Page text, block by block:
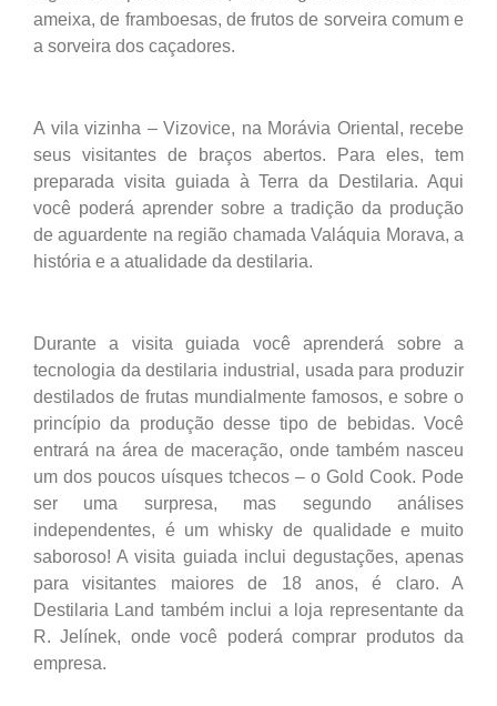
ameixa, de framboesas, de frutos de sorveira comum e
a sorveira dos caçadores.
A vila vizinha – Vizovice, na Morávia Oriental, recebe
seus visitantes de braços abertos. Para eles, tem
preparada visita guiada à Terra da Destilaria. Aqui
você poderá aprender sobre a tradição da produção
de aguardente na região chamada Valáquia Morava, a
história e a atualidade da destilaria.
Durante a visita guiada você aprenderá sobre a
tecnologia da destilaria industrial, usada para produzir
destilados de frutas mundialmente famosos, e sobre o
princípio da produção desse tipo de bebidas. Você
entrará na área de maceração, onde também nasceu
um dos poucos uísques tchecos – o Gold Cook. Pode
ser uma surpresa, mas segundo análises
independentes, é um whisky de qualidade e muito
saboroso! A visita guiada inclui degustações, apenas
para visitantes maiores de 18 anos, é claro. A
Destilaria Land também inclui a loja representante da
R. Jelínek, onde você poderá comprar produtos da
empresa.